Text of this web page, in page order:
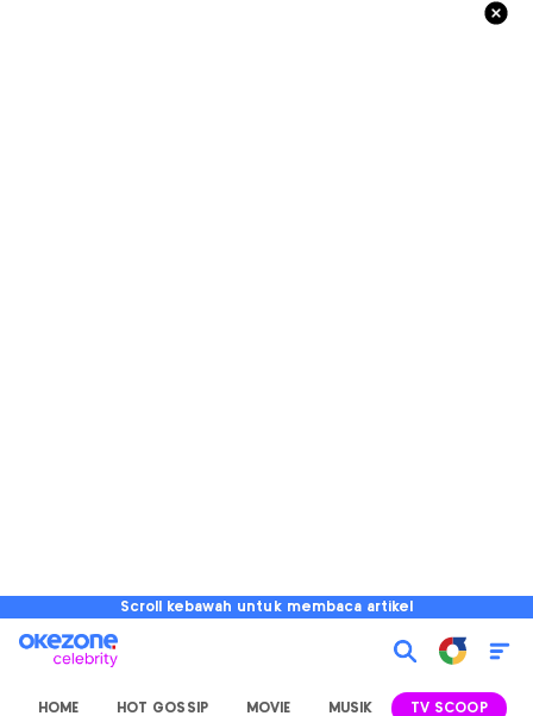
Scroll kebawah untuk membaca artikel
HOME HOT GOSSIP MOVIE MUSIK TV SCOOP